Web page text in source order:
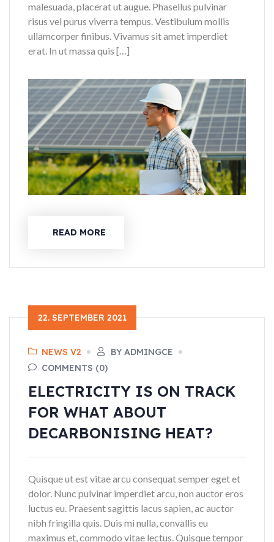
malesuada, placerat ut augue. Phasellus pulvinar
risus vel purus viverra tempus. Vestibulum mollis
ullamcorper finibus. Vivamus sit amet imperdiet
erat. In ut massa quis […]
READ MORE
22. SEPTEMBER 2021
NEWS V2
BY ADMINGCE
COMMENTS (0)
ELECTRICITY IS ON TRACK
FOR WHAT ABOUT
DECARBONISING HEAT?
Quisque ut est vitae arcu consequat semper eget et
dolor. Nunc pulvinar imperdiet arcu, non auctor eros
luctus eu. Praesent sagittis lacus sapien, ac auctor
nibh fringilla quis. Duis mi nulla, convallis eu
maximus et, commodo vitae lectus. Quisque tempor